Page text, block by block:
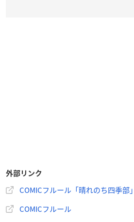
外部リンク
COMICフルール「晴れのち四季部」
COMICフルール